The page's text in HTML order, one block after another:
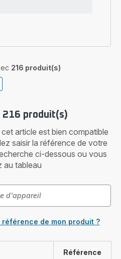
216 produit(s)
216 produit(s)
article est bien compatible
saisir la référence de votre
ci-dessous ou vous
au tableau
référence de mon produit ?
Référence